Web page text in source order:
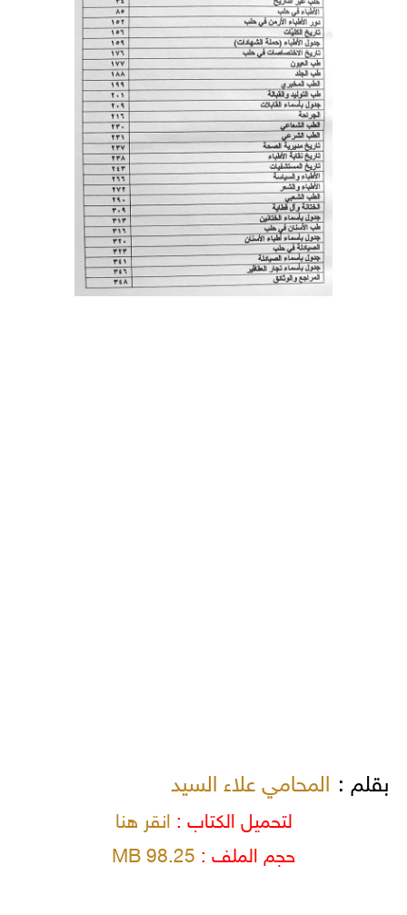
بقلم : المحامي علاء السيد
لتحميل الكتاب :انقر هنا
حجم الملف : 98.25 MB